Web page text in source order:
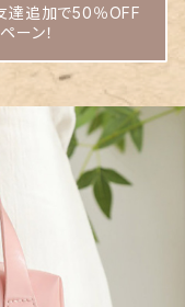
達追加で50％OFF
ーン！